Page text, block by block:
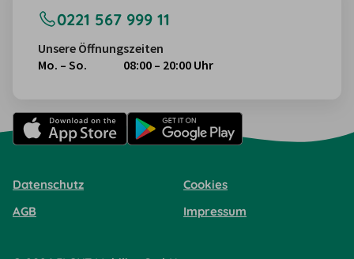
0221 567 999 11
Unsere Öffnungszeiten
Mo. – So.
08:00 – 20:00 Uhr
Datenschutz
Cookies
AGB
Impressum